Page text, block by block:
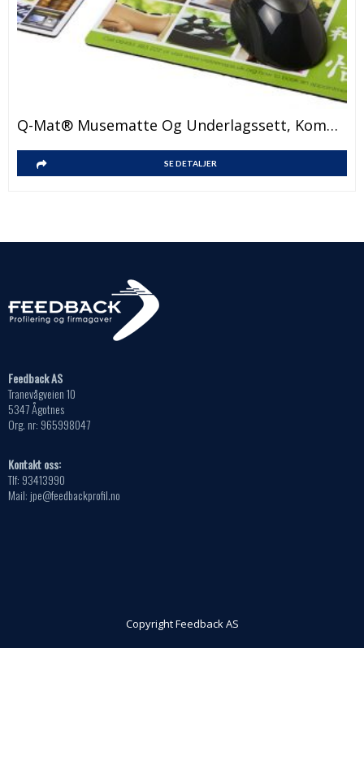
Q-Mat® Musematte Og Underlagssett, Kombinasjon 3
SE DETALJER
Feedback AS
Tranevågveien 10
5347 Ågotnes
Org. nr: 965998047
Kontakt oss:
Tlf: 93413990
Mail: jpe@feedbackprofil.no
Copyright Feedback AS